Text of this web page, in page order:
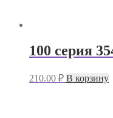
100 серия
210.00 ₽ В корзину